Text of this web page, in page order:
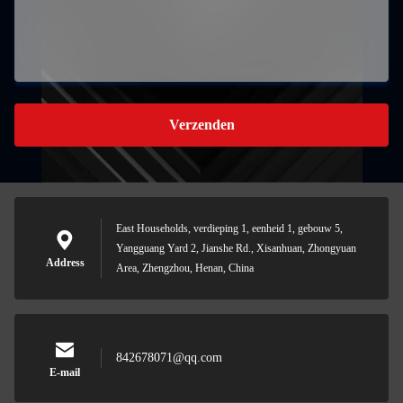
Verzenden
Address
East Households, verdieping 1, eenheid 1, gebouw 5,
Yangguang Yard 2, Jianshe Rd., Xisanhuan, Zhongyuan
Area, Zhengzhou, Henan, China
E-mail
842678071@qq.com